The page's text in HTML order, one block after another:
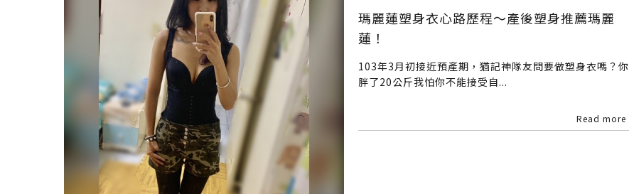
瑪麗蓮塑身衣心路歷程～產後塑身推薦瑪麗
蓮！
103年3月初接近預產期，猶記神隊友問要做塑身衣嗎？你
胖了20公斤我怕你不能接受自...
Read more